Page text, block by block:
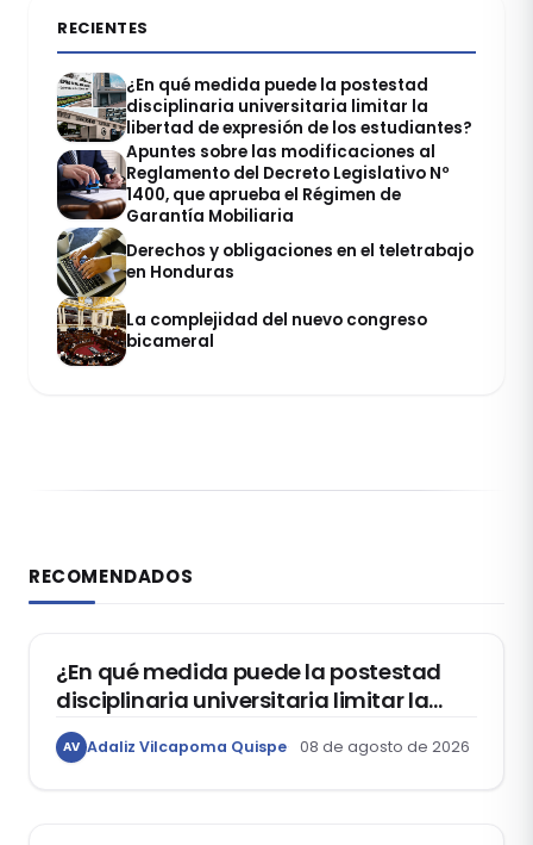
RECIENTES
¿En qué medida puede la postestad
disciplinaria universitaria limitar la
libertad de expresión de los estudiantes?
Apuntes sobre las modificaciones al
Reglamento del Decreto Legislativo Nº
1400, que aprueba el Régimen de
Garantía Mobiliaria
Derechos y obligaciones en el teletrabajo
en Honduras
La complejidad del nuevo congreso
bicameral
RECOMENDADOS
DERECHO CONSTITUCIONAL
¿En qué medida puede la postestad
disciplinaria universitaria limitar la
libertad de expresión de los
estudiantes?
AV Adaliz Vilcapoma Quispe 08 de agosto de 2026